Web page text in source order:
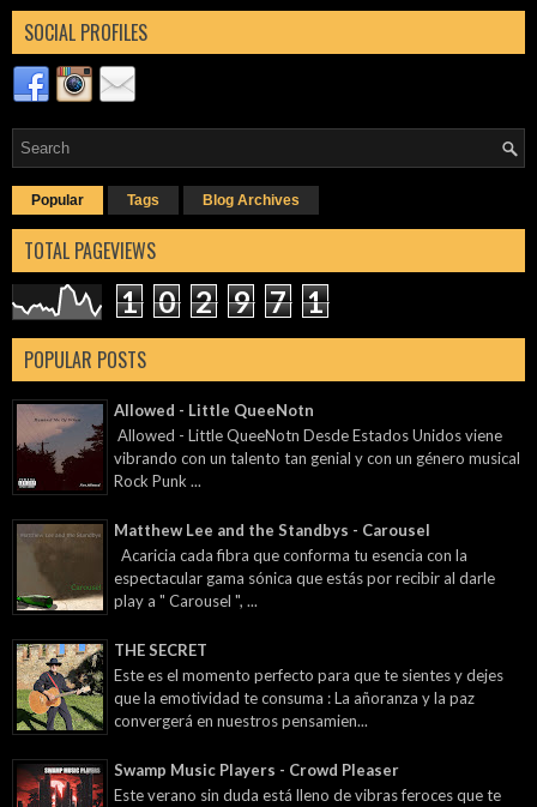
SOCIAL PROFILES
Popular Tags Blog Archives
TOTAL PAGEVIEWS
1 0 2 9 7 1
POPULAR POSTS
Allowed - Little QueeNotn
Allowed - Little QueeNotn Desde Estados Unidos viene
vibrando con un talento tan genial y con un género musical
Rock Punk ...
Matthew Lee and the Standbys - Carousel
Acaricia cada fibra que conforma tu esencia con la
espectacular gama sónica que estás por recibir al darle
play a " Carousel ", ...
THE SECRET
Este es el momento perfecto para que te sientes y dejes
que la emotividad te consuma : La añoranza y la paz
convergerá en nuestros pensamien...
Swamp Music Players - Crowd Pleaser
Este verano sin duda está lleno de vibras feroces que te